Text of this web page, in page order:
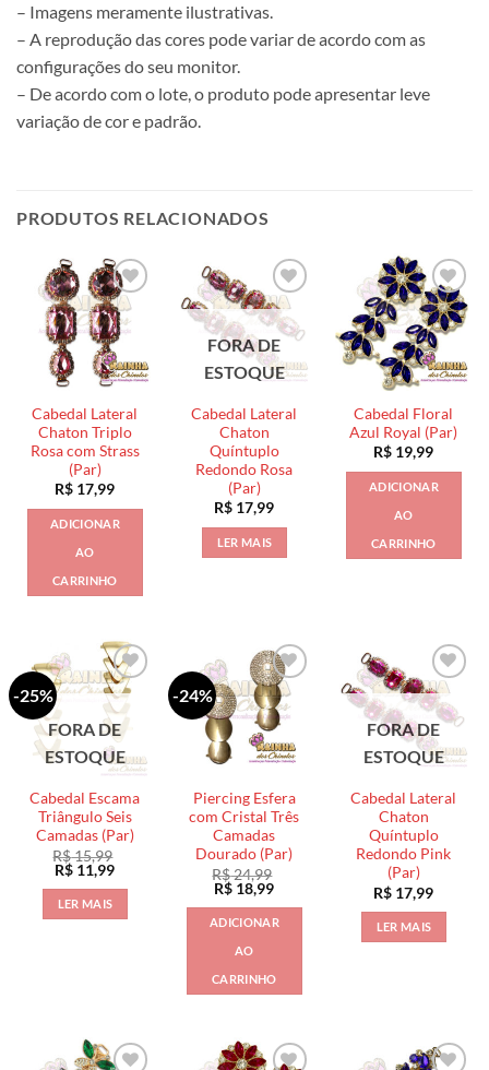
– Imagens meramente ilustrativas.
– A reprodução das cores pode variar de acordo com as
configurações do seu monitor.
– De acordo com o lote, o produto pode apresentar leve
variação de cor e padrão.
PRODUTOS RELACIONADOS
Cabedal Lateral
Chaton Triplo
Rosa com Strass
(Par)
R$ 17,99
ADICIONAR
AO
CARRINHO
FORA DE
ESTOQUE
Cabedal Lateral
Chaton
Quíntuplo
Redondo Rosa
(Par)
R$ 17,99
LER MAIS
Cabedal Floral
Azul Royal (Par)
R$ 19,99
ADICIONAR
AO
CARRINHO
-25%
FORA DE
ESTOQUE
Cabedal Escama
Triângulo Seis
Camadas (Par)
R$15,99
O
preço
original
era:
R$ 15,99.
R$ 11,99O
R$ 11,99.
LER MAIS
-24%
Piercing Esfera
com Cristal Três
Camadas
Dourado (Par)
R$24,99
O
preço
original
era:
R$ 24,99.
R$ 18,99O
atual
é:
ADICIONAR
AO
CARRINHO
FORA DE
ESTOQUE
Cabedal Lateral
Chaton
Quíntuplo
Redondo Pink
(Par)
R$ 17,99
LER MAIS